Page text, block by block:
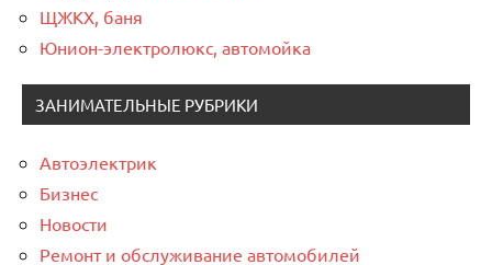
ЩЖКХ, баня
Юнион-электролюкс, автомойка
ЗАНИМАТЕЛЬНЫЕ РУБРИКИ
Автоэлектрик
Бизнес
Новости
Ремонт и обслуживание автомобилей